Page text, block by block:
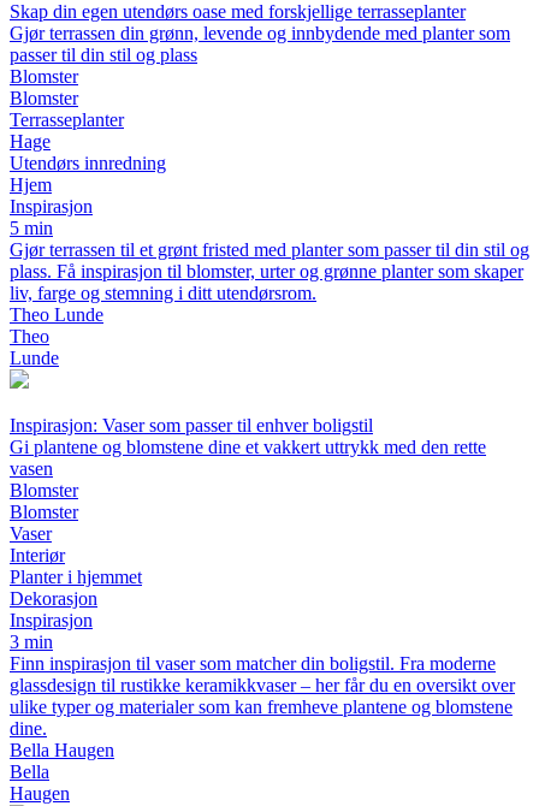
Skap din egen utendørs oase med forskjellige terrasseplanter
Gjør terrassen din grønn, levende og innbydende med planter som
passer til din stil og plass
Blomster
Blomster
Terrasseplanter
Hage
Utendørs innredning
Hjem
Inspirasjon
5 min
Gjør terrassen til et grønt fristed med planter som passer til din stil og
plass. Få inspirasjon til blomster, urter og grønne planter som skaper
liv, farge og stemning i ditt utendørsrom.
Theo Lunde
Theo
Lunde
Inspirasjon: Vaser som passer til enhver boligstil
Gi plantene og blomstene dine et vakkert uttrykk med den rette
vasen
Blomster
Blomster
Vaser
Interiør
Planter i hjemmet
Dekorasjon
Inspirasjon
3 min
Finn inspirasjon til vaser som matcher din boligstil. Fra moderne
glassdesign til rustikke keramikkvaser – her får du en oversikt over
ulike typer og materialer som kan fremheve plantene og blomstene
dine.
Bella Haugen
Bella
Haugen